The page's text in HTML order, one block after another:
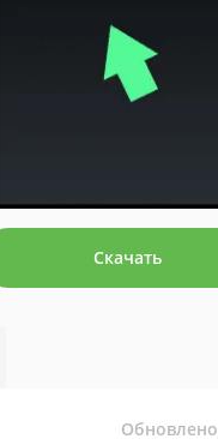
Скачать
Обновлено